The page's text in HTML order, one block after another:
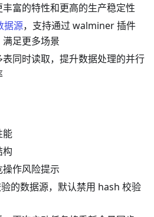
丰富的特性和更高的生产稳定性
据源，支持通过 walminer 插件
足更多场景
同时读取，提升数据处理的并行
能
构
作风险提示
的数据源，默认禁用 hash 校验